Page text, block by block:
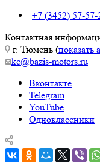
+7 (3452) 57-57-
Контактная
г. Тюмень (показать
kc@bazis-motors.ru
Вконтакте
Telegram
YouTube
Одноклассники